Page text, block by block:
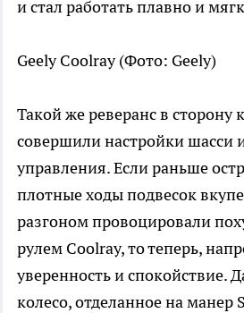
и стал работать плавно и
Geely Coolray (Фото: Geely)
Такой же реверанс в сторону
совершили настройки шасси
управления. Если раньше
плотные ходы подвесок
разгоном провоцировали
рулем Coolray, то теперь,
уверенность и спокойствие.
колесо, отделанное на манер